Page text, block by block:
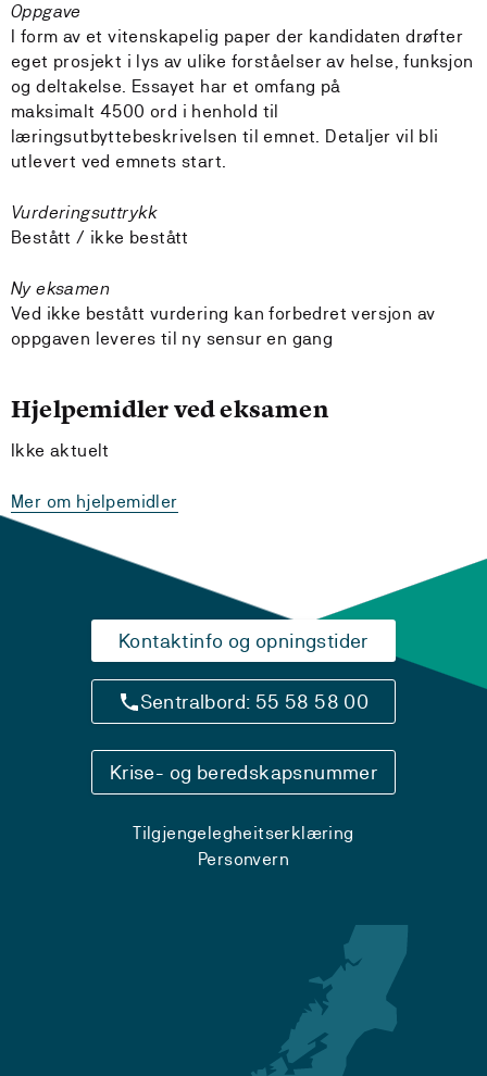
Oppgave
I form av et vitenskapelig paper der kandidaten drøfter
eget prosjekt i lys av ulike forståelser av helse, funksjon
og deltakelse. Essayet har et omfang på
maksimalt 4500 ord i henhold til
læringsutbyttebeskrivelsen til emnet. Detaljer vil bli
utlevert ved emnets start.
Vurderingsuttrykk
Bestått / ikke bestått
Ny eksamen
Ved ikke bestått vurdering kan forbedret versjon av
oppgaven leveres til ny sensur en gang
Hjelpemidler ved eksamen
Ikke aktuelt
Mer om hjelpemidler
Kontaktinfo og opningstider
Sentralbord: 55 58 58 00
Krise- og beredskapsnummer
Tilgjengelegheitserklæring
Personvern